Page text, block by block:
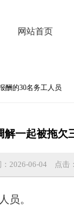
网站首页
酬的30名务工人员
解一起被拖欠
：2026-06-04 点击：
员。